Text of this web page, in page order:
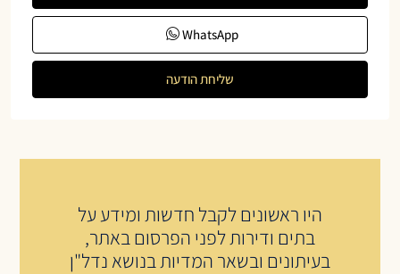
WhatsApp
שליחת הודעה
היו ראשונים לקבל חדשות ומידע על
בתים ודירות לפני הפרסום באתר,
בעיתונים ובשאר המדיות בנושא נדל"ן